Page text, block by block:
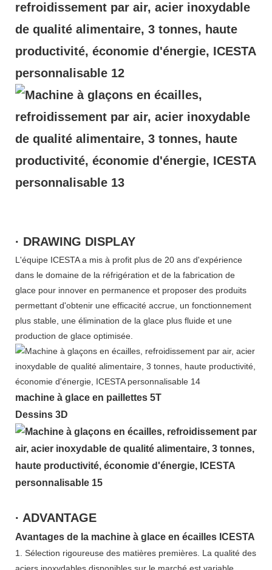
· DRAWING DISPLAY
L'équipe ICESTA a mis à profit plus de 20 ans d'expérience
dans le domaine de la réfrigération et de la fabrication de
glace pour innover en permanence et proposer des produits
permettant d'obtenir une efficacité accrue, un fonctionnement
plus stable, une élimination de la glace plus fluide et une
production de glace optimisée.
machine à glace en paillettes 5T
Dessins 3D
· ADVANTAGE
Avantages de la machine à glace en écailles ICESTA
1. Sélection rigoureuse des matières premières. La qualité des